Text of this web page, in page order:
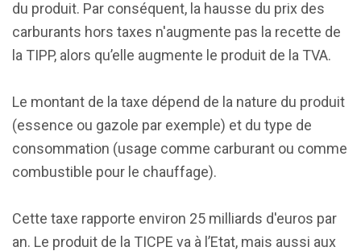
du produit. Par conséquent, la hausse du prix des
carburants hors taxes n'augmente pas la recette de
la TIPP, alors qu’elle augmente le produit de la TVA.
Le montant de la taxe dépend de la nature du produit
(essence ou gazole par exemple) et du type de
consommation (usage comme carburant ou comme
combustible pour le chauffage).
Cette taxe rapporte environ 25 milliards d'euros par
an. Le produit de la TICPE va à l’Etat, mais aussi aux